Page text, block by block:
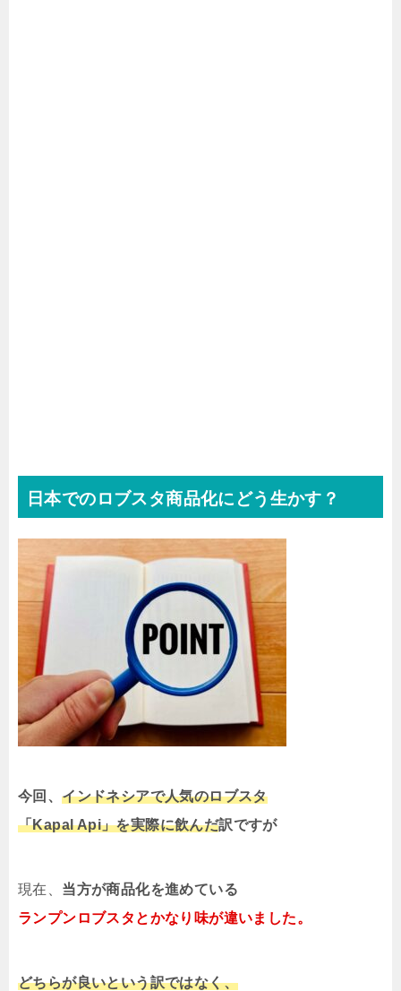
日本でのロブスタ商品化にどう生かす？
今回、インドネシアで人気のロブスタ
「Kapal Api」を実際に飲んだ訳ですが
現在、 当方が商品化を進めている
ランプンロブスタとかなり味が違いました。
どちらが良いという訳ではなく、